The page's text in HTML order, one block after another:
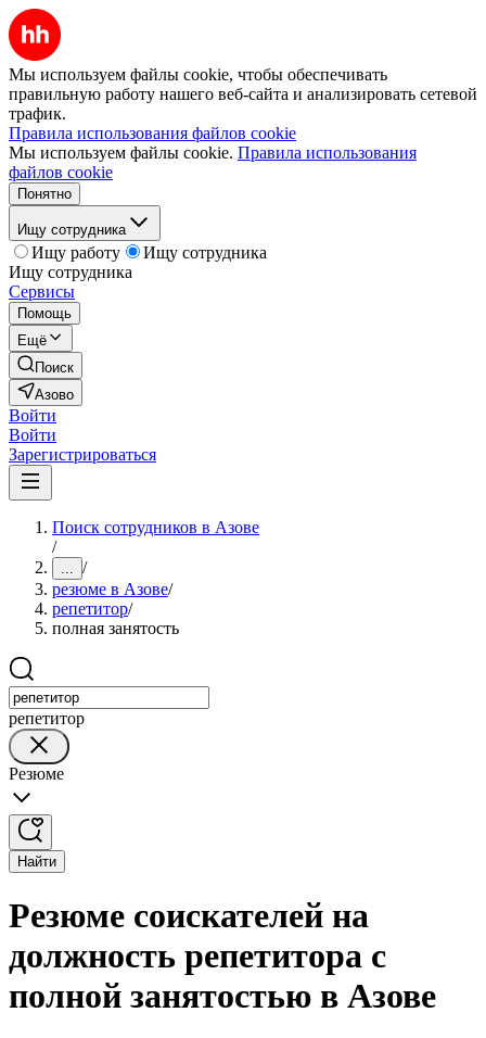
Мы используем файлы cookie, чтобы обеспечивать
правильную работу нашего веб-сайта и анализировать сетевой
трафик.
Правила использования файлов cookie
Мы используем файлы cookie. Правила использования
файлов cookie
Понятно
Ищу сотрудника
Ищу работу
Ищу сотрудника
Ищу сотрудника
Сервисы
Помощь
Ещё
Поиск
Азово
Войти
Войти
Зарегистрироваться
Поиск сотрудников в Азове
/
... /
резюме в Азове/
репетитор/
полная занятость
репетитор
Резюме
Найти
Резюме соискателей на
должность репетитора с
полной занятостью в Азове